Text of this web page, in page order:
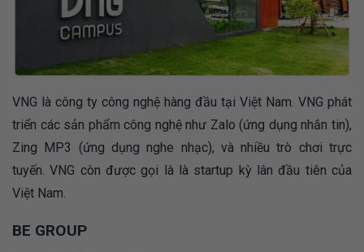
VNG là công ty công nghệ hàng đầu tại Việt Nam. VNG phát
triển các sản phẩm công nghệ như Zalo (ứng dụng nhắn tin),
Zing MP3 (ứng dụng nghe nhạc), và nhiều trò chơi trực
tuyến. VNG còn được gọi là là startup kỳ lân đầu tiên của
Việt Nam.
BE GROUP